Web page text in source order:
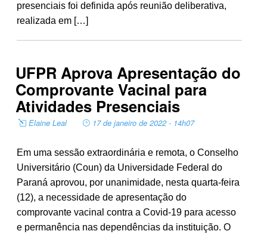
presenciais foi definida após reunião deliberativa,
realizada em […]
UFPR Aprova Apresentação do
Comprovante Vacinal para
Atividades Presenciais
Elaine Leal 17 de janeiro de 2022 - 14h07
Em uma sessão extraordinária e remota, o Conselho
Universitário (Coun) da Universidade Federal do
Paraná aprovou, por unanimidade, nesta quarta-feira
(12), a necessidade de apresentação do
comprovante vacinal contra a Covid-19 para acesso
e permanência nas dependências da instituição. O